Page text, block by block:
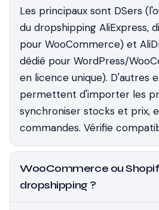
Les principaux sont DSers
du dropshipping AliExpress,
pour WooCommerce) et
dédié pour WordPress/
en licence unique). D'autres
permettent d'importer les
synchroniser stocks et prix,
commandes. Vérifie
WooCommerce ou
dropshipping ?